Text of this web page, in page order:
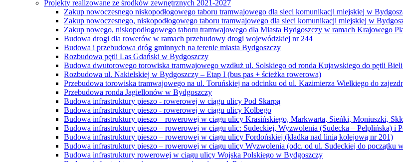
Projekty realizowane ze środków zewnętrznych 2021-2027
Zakup nowoczesnego niskopodłogowego taboru tramwajowego dla sieci komunikacji miejskiej w
Zakup nowoczesnego, niskopodłogowego taboru tramwajowego dla sieci komunikacji miejskiej w
Zakup nowego, niskopodłogowego taboru tramwajowego dla Miasta Bydgoszczy w ramach Krajowego
Budowa drogi dla rowerów w ramach przebudowy drogi wojewódzkiej nr 244
Budowa i przebudowa dróg gminnych na terenie miasta Bydgoszczy
Rozbudowa pętli Las Gdański w Bydgoszczy
Budowa dwutorowego torowiska tramwajowego wzdłuż ul. Solskiego od ronda Kujawskiego do pętli
Rozbudowa ul. Nakielskiej w Bydgoszczy – Etap I (bus pas + ścieżka rowerowa)
Przebudowa torowiska tramwajowego na ul. Toruńskiej na odcinku od ul. Kazimierza Wielkiego do
Przebudowa ronda Jagiellonów w Bydgoszczy
Budowa infrastruktury pieszo - rowerowej w ciągu ulicy Pod Skarpą
Budowa infrastruktury pieszo - rowerowej w ciągu ulicy Kolbego
Budowa infrastruktury pieszo – rowerowej w ciągu ulicy Krasińskiego, Markwarta, Sieńki, Moniuszki,
Budowa infrastruktury pieszo – rowerowej w ciągu ulic: Sudeckiej, Wyzwolenia (Sudecka – Pelplińska) i
Budowa infrastruktury pieszo – rowerowej w ciągu ulicy Fordońskiej (kładka nad linią kolejową nr 201)
Budowa infrastruktury pieszo – rowerowej w ciągu ulicy Wyzwolenia (odc. od ul. Sudeckiej do początku
Budowa infrastruktury rowerowej w ciągu ulicy Wojska Polskiego w Bydgoszczy